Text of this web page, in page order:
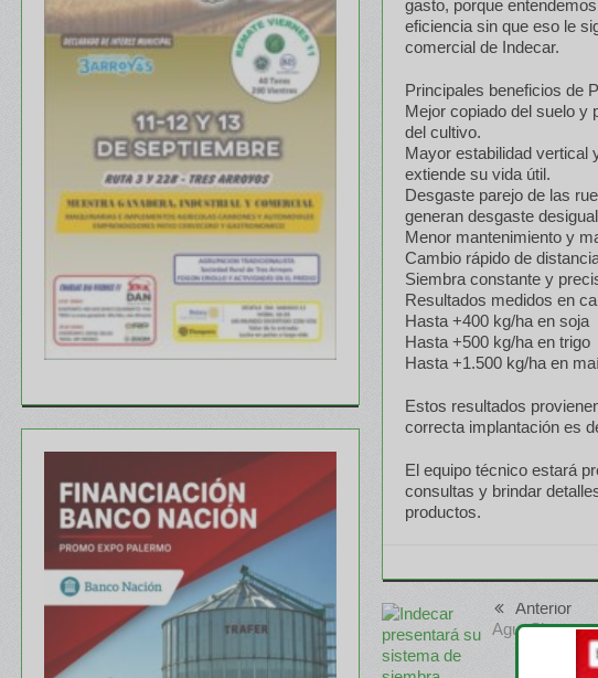
gasto, porque
eficiencia sin que eso le
comercial de Indecar.
Principales beneficios de
Mejor copiado del suelo y
del cultivo.
Mayor estabilidad vertical
extiende su vida útil.
Desgaste parejo de las
generan desgaste
Menor mantenimiento y
Cambio rápido de
Siembra constante y
Resultados medidos en
Hasta +400 kg/ha en soja
Hasta +500 kg/ha en trigo
Hasta +1.500 kg/ha en
Estos resultados
correcta implantación es
El equipo técnico estará
consultas y brindar
productos.
Anterior
AguaSiempre